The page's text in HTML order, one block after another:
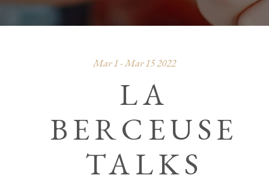
Mar 1 - Mar 15 2022
LA
BERCEUSE
TALKS